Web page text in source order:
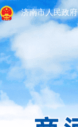
济南市人民政府